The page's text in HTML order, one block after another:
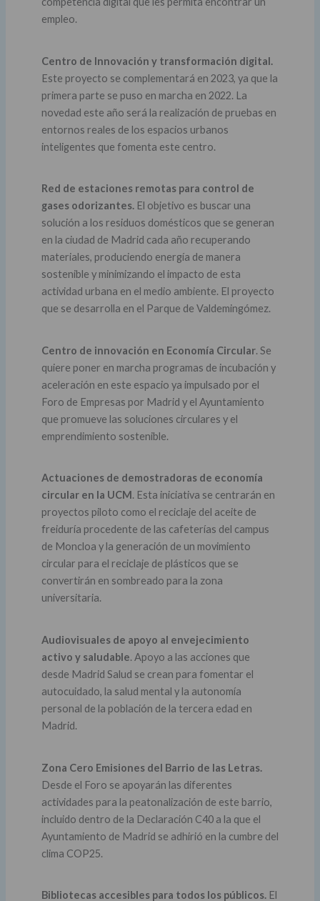
empleo.
Centro de Innovación y transformación digital.
Este proyecto se complementará en 2023, ya que la
primera parte se puso en marcha en 2022. La
novedad este año será la realización de pruebas en
entornos reales de los espacios urbanos
inteligentes que fomenta este centro.
Red de estaciones remotas para control de
gases odorizantes.El objetivo es buscar una
solución a los residuos domésticos que se generan
en la ciudad de Madrid cada año recuperando
materiales, produciendo energía de manera
sostenible y minimizando el impacto de esta
actividad urbana en el medio ambiente. El proyecto
que se desarrolla en el Parque de Valdemingómez.
Centro de innovación en Economía Circular. Se
quiere poner en marcha programas de incubación y
aceleración en este espacio ya impulsado por el
Foro de Empresas por Madrid y el Ayuntamiento
que promueve las soluciones circulares y el
emprendimiento sostenible.
Actuaciones de demostradoras de economía
circular en la UCM. Esta iniciativa se centrarán en
proyectos piloto como el reciclaje del aceite de
freiduría procedente de las cafeterías del campus
de Moncloa y la generación de un movimiento
circular para el reciclaje de plásticos que se
convertirán en sombreado para la zona
universitaria.
Audiovisuales de apoyo al envejecimiento
activo y saludable. Apoyo a las acciones que
desde Madrid Salud se crean para fomentar el
autocuidado, la salud mental y la autonomía
personal de la población de la tercera edad en
Madrid.
Zona Cero Emisiones del Barrio de las Letras.
Desde el Foro se apoyarán las diferentes
actividades para la peatonalización de este barrio,
incluido dentro de la Declaración C40 a la que el
Ayuntamiento de Madrid se adhirió en la cumbre del
clima COP25.
Bibliotecas accesibles para todos los públicos.El